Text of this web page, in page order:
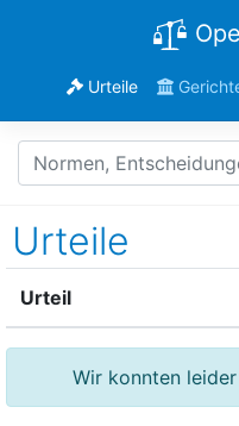
Urteile
Urteile
Urteil
Wir konnten